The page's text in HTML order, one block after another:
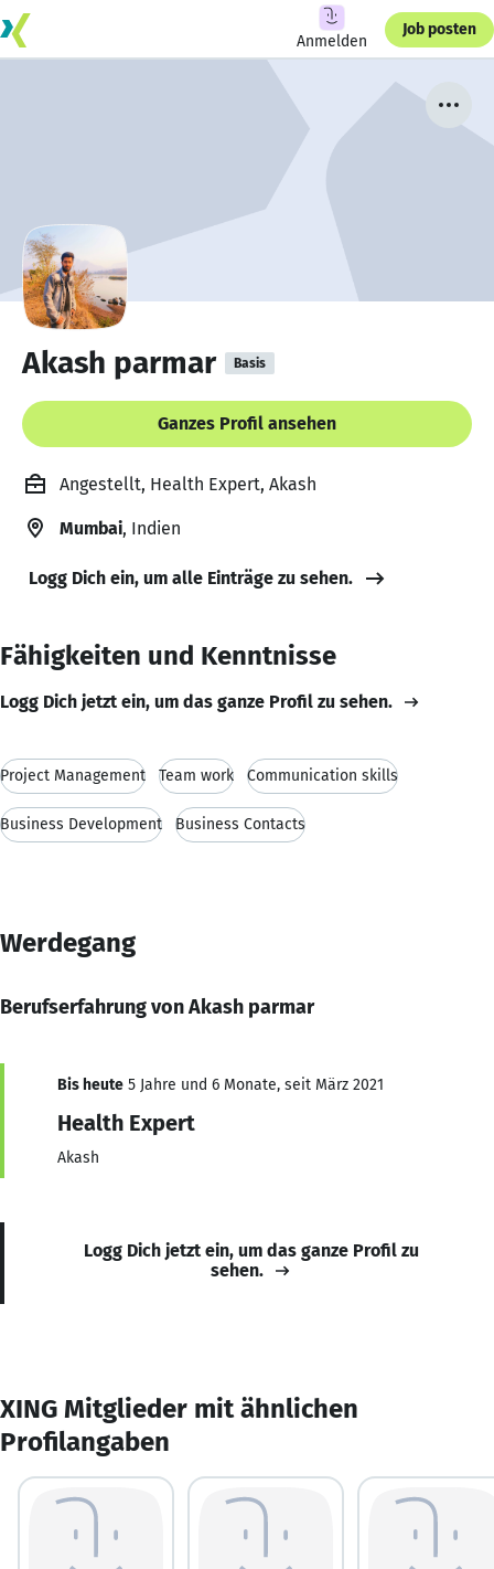
Anmelden
Job posten
Akash parmar Basis
Ganzes Profil ansehen
Angestellt, Health Expert, Akash
Mumbai, Indien
Logg Dich ein, um alle Einträge zu sehen.
Fähigkeiten und Kenntnisse
Logg Dich jetzt ein, um das ganze Profil zu sehen.
Project Management Team work Communication skills
Business Development Business Contacts
Werdegang
Berufserfahrung von Akash parmar
Bis heute 5 Jahre und 6 Monate, seit März 2021
Health Expert
Akash
Logg Dich jetzt ein, um das ganze Profil zu
sehen.
XING Mitglieder mit ähnlichen
Profilangaben